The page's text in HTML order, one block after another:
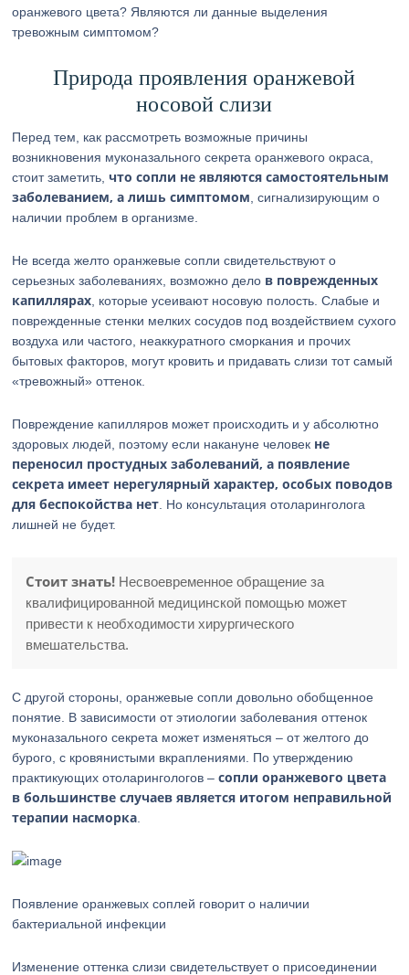
оранжевого цвета? Являются ли данные выделения
тревожным симптомом?
Природа проявления оранжевой
носовой слизи
Перед тем, как рассмотреть возможные причины
возникновения муконазального секрета оранжевого окраса,
стоит заметить,что сопли не являются самостоятельным
заболеванием, а лишь симптомом , сигнализирующим о
наличии проблем в организме.
Не всегда желто оранжевые сопли свидетельствуют о
серьезных заболеваниях, возможно дело в поврежденных
капиллярах , которые усеивают носовую полость. Слабые и
поврежденные стенки мелких сосудов под воздействием сухого
воздуха или частого, неаккуратного сморкания и прочих
бытовых факторов, могут кровить и придавать слизи тот самый
«тревожный» оттенок.
Повреждение капилляров может происходить и у абсолютно
здоровых людей, поэтому если накануне человек не
переносил простудных заболеваний, а появление
секрета имеет нерегулярный характер, особых поводов
для беспокойства нет . Но консультация отоларинголога
лишней не будет.
Стоит знать! Несвоевременное обращение за
квалифицированной медицинской помощью может
привести к необходимости хирургического
вмешательства.
С другой стороны, оранжевые сопли довольно обобщенное
понятие. В зависимости от этиологии заболевания оттенок
муконазального секрета может изменяться – от желтого до
бурого, с кровянистыми вкраплениями. По утверждению
практикующих отоларингологов –сопли оранжевого цвета
в большинстве случаев является итогом неправильной
терапии насморка
Появление оранжевых соплей говорит о наличии
бактериальной инфекции
Изменение оттенка слизи свидетельствует о присоединении